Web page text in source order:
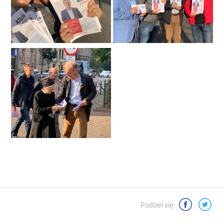
Media o mnie - wywiady, artykuły
Mój videoblog
Podsumowania kadencji Senatu
Dla mediów
Podziel się: